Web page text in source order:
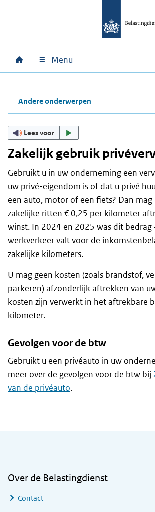
Hoofdnavigatie
Home Menu
Andere onderwerpen
Lees voor
Zakelijk gebruik
Gebruikt u in uw onderneming een
uw privé-eigendom is of dat u privé
een auto, motor of een fiets? Dan mag
zakelijke ritten € 0,25 per kilometer
winst. In 2024 en 2025 was dit bedrag
werkverkeer valt voor de
zakelijke kilometers.
U mag geen kosten (zoals brandstof,
parkeren) afzonderlijk aftrekken van
kosten zijn verwerkt in het aftrekbare
kilometer.
Gevolgen voor de btw
Gebruikt u een privéauto in uw
meer over de gevolgen voor de btw bij
van de privéauto.
Over de Belastingdienst
Contact